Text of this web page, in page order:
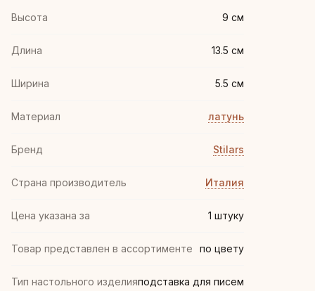
Высота 9 см
Длина 13.5 см
Ширина 5.5 см
Материал латунь
Бренд Stilars
Страна производитель Италия
Цена указана за 1 штуку
Товар представлен в ассортименте по цвету
Тип настольного изделияподставка для писем